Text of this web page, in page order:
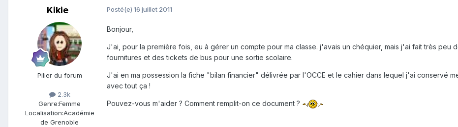
Kikie
Pilier du forum
2.3k
Genre:Femme
Localisation:Académie
de Grenoble
Posté(e) 16 juillet 2011
Bonjour,
J'ai, pour la première fois, eu à gérer un compte pour ma classe. j'avais un chéquier, mais j'ai fait très
fournitures et des tickets de bus pour une sortie scolaire.
J'ai en ma possession la fiche "bilan financier" délivrée par l'OCCE et le cahier dans lequel j'ai conservé
avec tout ça !
Pouvez-vous m'aider ? Comment remplit-on ce document ?